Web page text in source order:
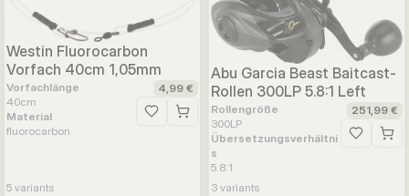
Westin Fluorocarbon
Vorfach 40cm 1,05mm
Vorfachlänge
40cm
Material
fluorocarbon
4,99 €
Zur Wunschliste hinzufügen
5 variants
Abu Garcia Beast Baitcast-
Rollen 300LP 5.8:1 Left
Rollengröße
300LP
Übersetzungsverhältni
s
5.8:1
251,99 €
Zur
3 variants